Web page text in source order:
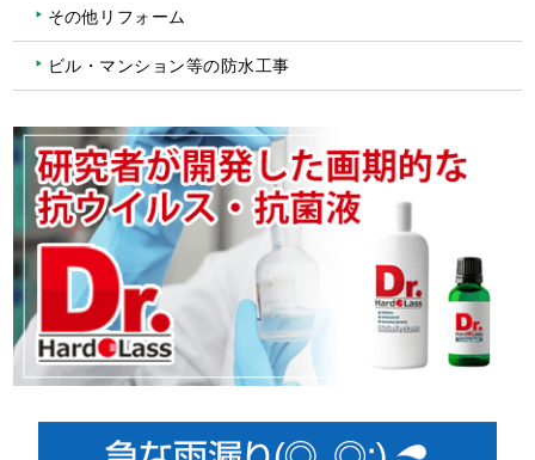
その他リフォーム
ビル・マンション等の防水工事